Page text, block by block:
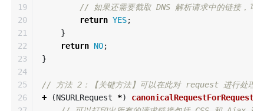
19
20
21
22
23
24
25
26
// 如果还需要截取 DNS 解析请求中的链接，可
return YES;
}
return NO;
}
// 方法 2：【关键方法】可以在此对 request 进行处理，
+
(NSURLRequest *) canonicalRequestForRequest